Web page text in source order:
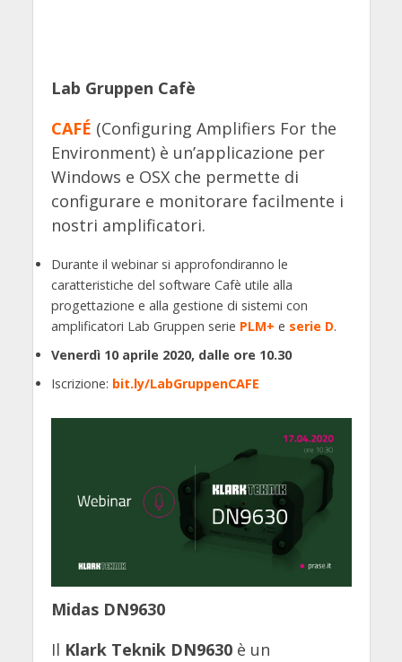
Lab Gruppen Cafè
CAFÉ (Configuring Amplifiers For the
Environment) è un’applicazione per
Windows e OSX che permette di
configurare e monitorare facilmente i
nostri amplificatori.
Durante il webinar si approfondiranno le
caratteristiche del software Cafè utile alla
progettazione e alla gestione di sistemi con
amplificatori Lab Gruppen serie PLM+ e serie D.
Venerdì 10 aprile 2020, dalle ore 10.30
Iscrizione: bit.ly/LabGruppenCAFE
Midas DN9630
Il Klark Teknik DN9630è un